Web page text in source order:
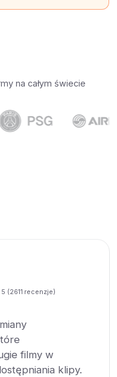
na całym świecie
5 (2611 recenzje)
filmy w
klipy.